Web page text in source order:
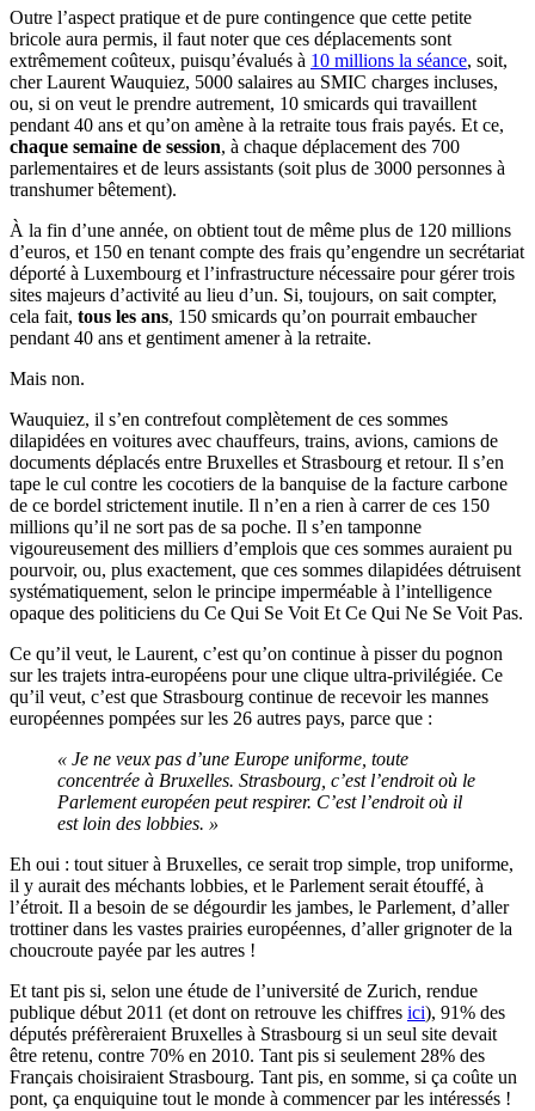
Outre l’aspect pratique et de pure contingence que cette petite
bricole aura permis, il faut noter que ces déplacements sont
extrêmement coûteux, puisqu’évalués à 10 millions la séance, soit,
cher Laurent Wauquiez, 5000 salaires au SMIC charges incluses,
ou, si on veut le prendre autrement, 10 smicards qui travaillent
pendant 40 ans et qu’on amène à la retraite tous frais payés. Et ce,
chaque semaine de session, à chaque déplacement des 700
parlementaires et de leurs assistants (soit plus de 3000 personnes à
transhumer bêtement).
À la fin d’une année, on obtient tout de même plus de 120 millions
d’euros, et 150 en tenant compte des frais qu’engendre un secrétariat
déporté à Luxembourg et l’infrastructure nécessaire pour gérer trois
sites majeurs d’activité au lieu d’un. Si, toujours, on sait compter,
cela fait, tous les ans, 150 smicards qu’on pourrait embaucher
pendant 40 ans et gentiment amener à la retraite.
Mais non.
Wauquiez, il s’en contrefout complètement de ces sommes
dilapidées en voitures avec chauffeurs, trains, avions, camions de
documents déplacés entre Bruxelles et Strasbourg et retour. Il s’en
tape le cul contre les cocotiers de la banquise de la facture carbone
de ce bordel strictement inutile. Il n’en a rien à carrer de ces 150
millions qu’il ne sort pas de sa poche. Il s’en tamponne
vigoureusement des milliers d’emplois que ces sommes auraient pu
pourvoir, ou, plus exactement, que ces sommes dilapidées détruisent
systématiquement, selon le principe imperméable à l’intelligence
opaque des politiciens du Ce Qui Se Voit Et Ce Qui Ne Se Voit Pas.
Ce qu’il veut, le Laurent, c’est qu’on continue à pisser du pognon
sur les trajets intra-européens pour une clique ultra-privilégiée. Ce
qu’il veut, c’est que Strasbourg continue de recevoir les mannes
européennes pompées sur les 26 autres pays, parce que :
« Je ne veux pas d’une Europe uniforme, toute
concentrée à Bruxelles. Strasbourg, c’est l’endroit où le
Parlement européen peut respirer. C’est l’endroit où il
est loin des lobbies. »
Eh oui : tout situer à Bruxelles, ce serait trop simple, trop uniforme,
il y aurait des méchants lobbies, et le Parlement serait étouffé, à
l’étroit. Il a besoin de se dégourdir les jambes, le Parlement, d’aller
trottiner dans les vastes prairies européennes, d’aller grignoter de la
choucroute payée par les autres !
Et tant pis si, selon une étude de l’université de Zurich, rendue
publique début 2011 (et dont on retrouve les chiffres ici), 91% des
députés préfèreraient Bruxelles à Strasbourg si un seul site devait
être retenu, contre 70% en 2010. Tant pis si seulement 28% des
Français choisiraient Strasbourg. Tant pis, en somme, si ça coûte un
pont, ça enquiquine tout le monde à commencer par les intéressés !